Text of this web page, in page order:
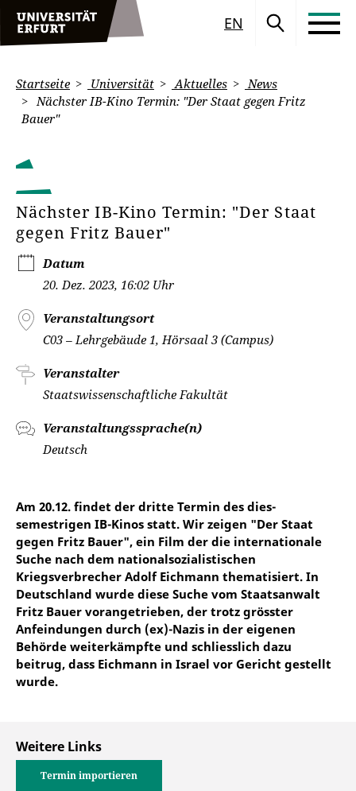
EN
Startseite Universität Aktuelles
News
Nächster IB-Kino Termin: "Der Staat gegen Fritz
Bauer"
Nächster IB-Kino Termin: "Der Staat
gegen Fritz Bauer"
Datum
20. Dez. 2023, 16:02 Uhr
Veranstaltungsort
C03 – Lehrgebäude 1, Hörsaal 3 (Campus)
Veranstalter
Staatswissenschaftliche Fakultät
Veranstaltungssprache(n)
Deutsch
Am 20.12. findet der dritte Termin des dies-
semestrigen IB-Kinos statt. Wir zeigen "Der Staat
gegen Fritz Bauer", ein Film der die internationale
Suche nach dem nationalsozialistischen
Kriegsverbrecher Adolf Eichmann thematisiert. In
Deutschland wurde diese Suche vom Staatsanwalt
Fritz Bauer vorangetrieben, der trotz grösster
Anfeindungen durch (ex)-Nazis in der eigenen
Behörde weiterkämpfte und schliesslich dazu
beitrug, dass Eichmann in Israel vor Gericht gestellt
wurde.
Weitere Links
Termin importieren